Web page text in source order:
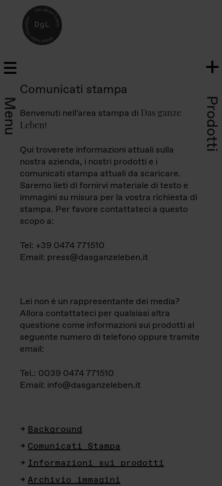
Menu Prodotti
Comunicati stampa
Benvenuti nell'area stampa di Das ganze
Leben!
Qui troverete informazioni attuali sulla
nostra azienda, i nostri prodotti e i
comunicati stampa attuali da scaricare.
Saremo lieti di fornirvi materiale di testo e
immagini su misura per la vostra richiesta di
stampa. Per favore contattateci a questo
scopo a:
Tel: +39 0474 771510
Email: press@dasganzeleben.it
Lei non è un rappresentante dei media?
Allora contattateci per qualsiasi altra
questione come informazioni sui prodotti al
seguente numero di telefono oppure tramite
email:
Tel.: 0039 0474 771510
Email: info@dasganzeleben.it
Background
Comunicati Stampa
Informazioni sui prodotti
Archivio immagini